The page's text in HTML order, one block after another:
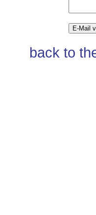
back to